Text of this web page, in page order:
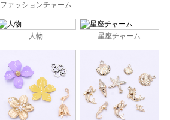
ファッションチャーム
人物 星座チャーム